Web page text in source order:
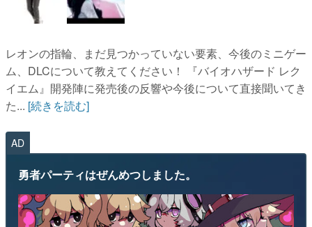
レオンの指輪、まだ見つかっていない要素、今後のミニゲー
ム、DLCについて教えてください！ 『バイオハザード レク
イエム』開発陣に発売後の反響や今後について直接聞いてき
た... [続きを読む]
AD
勇者パーティはぜんめつしました。